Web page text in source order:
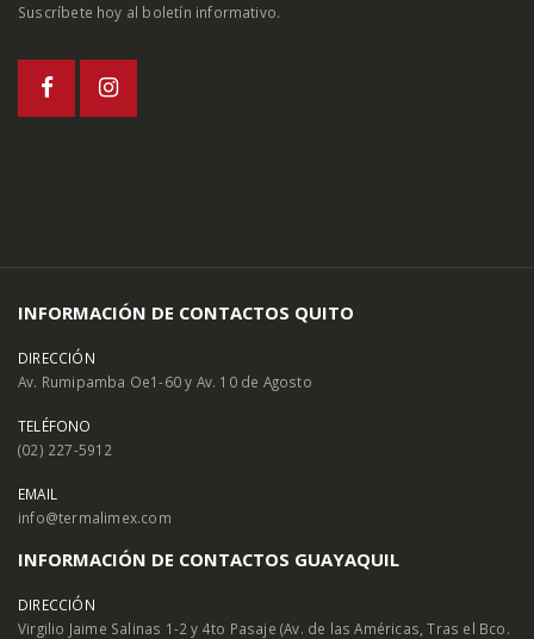
Suscríbete hoy al boletín informativo.
INFORMACIÓN DE CONTACTOS QUITO
DIRECCIÓN
Av. Rumipamba Oe1-60 y Av. 10 de Agosto
TELÉFONO
(02) 227-5912
EMAIL
info@termalimex.com
INFORMACIÓN DE CONTACTOS GUAYAQUIL
DIRECCIÓN
Virgilio Jaime Salinas 1-2 y 4to Pasaje (Av. de las Américas, Tras el Bco.